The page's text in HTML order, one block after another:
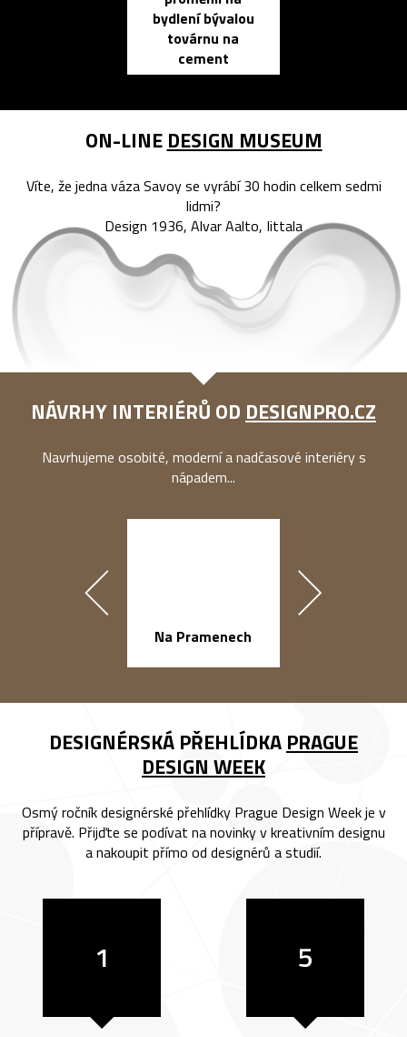
bydlení bývalou
továrnu na
cement
ON-LINE DESIGN MUSEUM
Víte, že jedna váza Savoy se vyrábí 30 hodin celkem sedmi
lidmi?
Design 1936, Alvar Aalto, Iittala
NÁVRHY INTERIÉRŮ OD DESIGNPRO.CZ
Navrhujeme osobité, moderní a nadčasové interiéry s
nápadem...
Na Pramenech
DESIGNÉRSKÁ PŘEHLÍDKA PRAGUE
DESIGN WEEK
Osmý ročník designérské přehlídky Prague Design Week je v
přípravě. Přijďte se podívat na novinky v kreativním designu
a nakoupit přímo od designérů a studií.
1 5